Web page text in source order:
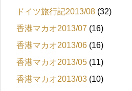
ドイツ旅行記2013/08 (32)
香港マカオ2013/07 (16)
香港マカオ2013/06 (16)
香港マカオ2013/05 (11)
香港マカオ2013/03 (10)